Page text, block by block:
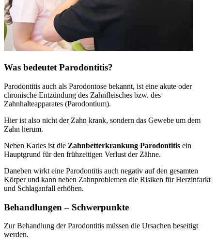
Was bedeutet Parodontitis?
Parodontitis auch als Parodontose bekannt, ist eine akute oder
chronische Entzündung des Zahnfleisches bzw. des
Zahnhalteapparates (Parodontium).
Hier ist also nicht der Zahn krank, sondern das Gewebe um dem
Zahn herum.
Neben Karies ist die Zahnbetterkrankung Parodontitis ein
Hauptgrund für den frühzeitigen Verlust der Zähne.
Daneben wirkt eine Parodontitis auch negativ auf den gesamten
Körper und kann neben Zahnproblemen die Risiken für Herzinfarkt
und Schlaganfall erhöhen.
Behandlungen – Schwerpunkte
Zur Behandlung der Parodontitis müssen die Ursachen beseitigt
werden.